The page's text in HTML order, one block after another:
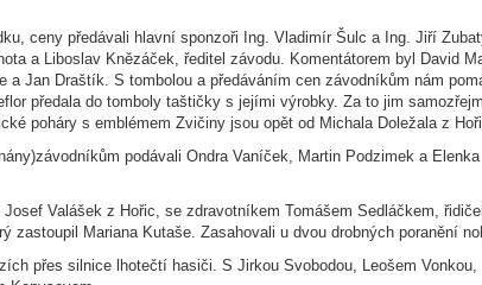
ceny předávali hlavní sponzoři Ing. Vladimír Šulc a Ing. Jiří
a Liboslav Knězáček, ředitel závodu. Komentátorem byl David
a Jan Draštík. S tombolou a předáváním cen závodníkům nám
předala do tomboly taštičky s jejími výrobky. Za to jim
poháry s emblémem Zvičiny jsou opět od Michala Doležala z
podávali Ondra Vaníček, Martin Podzimek a Elenka
Valášek z Hořic, se zdravotníkem Tomášem Sedláčkem,
zastoupil Mariana Kutaše. Zasahovali u dvou drobných poranění
přes silnice lhotečtí hasiči. S Jirkou Svobodou, Leošem Vonkou,